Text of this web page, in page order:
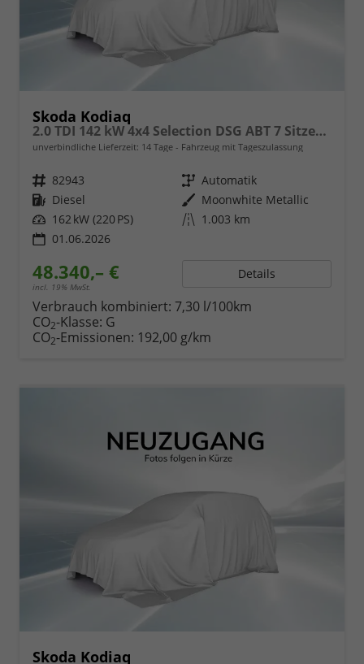
Skoda Kodiaq
2.0 TDI 142 kW 4x4 Selection DSG ABT 7 Sitzer 19 Zoll AHK
unverbindliche Lieferzeit: 14 Tage Fahrzeug mit Tageszulassung
Fahrzeugnr. 82943 Getriebe Automatik
Kraftstoff Diesel Außenfarbe Moonwhite Metallic
Leistung 162 kW (220 PS) Kilometerstand 1.003 km
01.06.2026
48.340,– €
incl. 19% MwSt.
Details
Verbrauch kombiniert: 7,30 l/100km
CO2-Klasse: G
CO2-Emissionen: 192,00 g/km
Skoda Kodiaq